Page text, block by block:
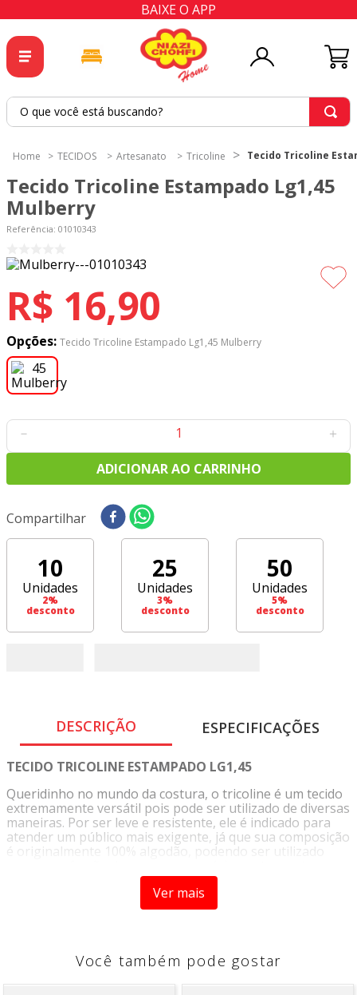
BAIXE O APP
O que você está buscando?
TECIDOS Artesanato Tricoline Tecido Tricoline
Tecido Tricoline Estampado Lg1,45
Mulberry
Referência: 01010343
R$ 16,90
Opções: Tecido Tricoline Estampado Lg1,45 Mulberry
＋
－
ADICIONAR AO CARRINHO
Compartilhar
10
Unidades
2%
desconto
25
Unidades
3%
desconto
50
Unidades
5%
desconto
DESCRIÇÃO ESPECIFICAÇÕES
TECIDO TRICOLINE ESTAMPADO LG1,45
Queridinho no mundo da costura, o tricoline é um tecido
extremamente versátil pois pode ser utilizado de diversas
maneiras. Por ser leve e resistente, ele é indicado para
atender um público mais exigente, já que sua composição
é originalmente 100% algodão, podendo ser utilizado
patchwork, ou decoração de móveis. Sua variedade de
cores e estampas proporciona infinitas possibilidades de
criação de acordo com a sua criatividade.
• Lavagem a temperatura máxima de 40°C
Ver mais
Você também pode gostar
2º
tapete
cortina
6º
tecido tricoline
7º
percal
8
tricoline digital
9º
tecido oxford
10º toalha mesa